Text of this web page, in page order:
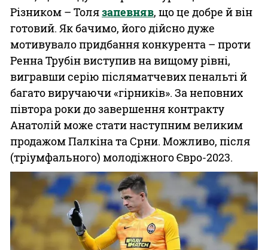
Різником – Толязапевняв, що це добре й він
готовий. Як бачимо, його дійсно дуже
мотивувало придбання конкурента – проти
Ренна Трубін виступив на вищому рівні,
вигравши серію післяматчевих пенальті й
багато виручаючи «гірників». За неповних
півтора роки до завершення контракту
Анатолій може стати наступним великим
продажом Палкіна та Срни. Можливо, після
(тріумфального) молодіжного Євро-2023.